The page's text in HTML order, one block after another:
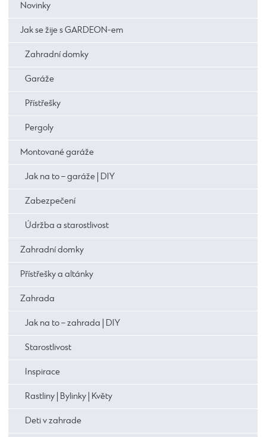
Novinky
Jak se žije s GARDEON-em
Zahradní domky
Garáže
Přístřešky
Pergoly
Montované garáže
Jak na to – garáže | DIY
Zabezpečení
Údržba a starostlivost
Zahradní domky
Přístřešky a altánky
Zahrada
Jak na to – zahrada | DIY
Starostlivost
Inspirace
Rastliny | Bylinky | Květy
Deti v zahrade